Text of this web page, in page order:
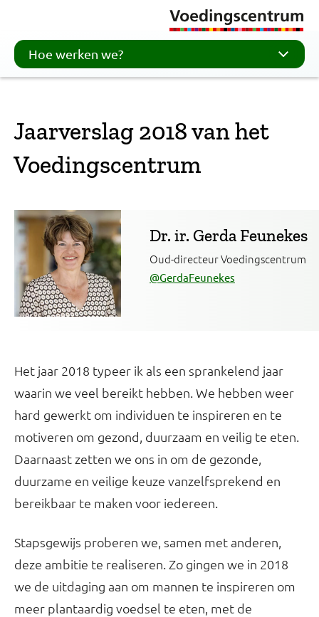
Hoe werken we?
Jaarverslag 2018 van het
Voedingscentrum
Dr. ir. Gerda Feunekes
Oud-directeur Voedingscentrum
@GerdaFeunekes
Het jaar 2018 typeer ik als een sprankelend jaar
waarin we veel bereikt hebben. We hebben weer
hard gewerkt om individuen te inspireren en te
motiveren om gezond, duurzaam en veilig te eten.
Daarnaast zetten we ons in om de gezonde,
duurzame en veilige keuze vanzelfsprekend en
bereikbaar te maken voor iedereen.
Stapsgewijs proberen we, samen met anderen,
deze ambitie te realiseren. Zo gingen we in 2018
we de uitdaging aan om mannen te inspireren om
meer plantaardig voedsel te eten, met de